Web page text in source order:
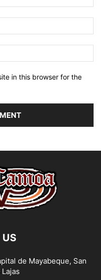
in this browser for the
de Mayabeque, San